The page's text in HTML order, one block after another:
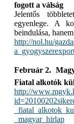
fogott a válság
Jelentős
egyenlege. A
beindulása,
http://nol.hu/
Február 2. 
Fiatal alkotók
http://
_magyar_hirlap